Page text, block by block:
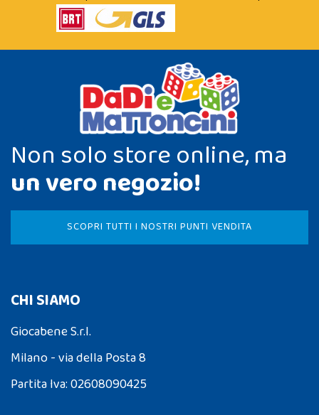
Non solo store online, ma
un vero negozio!
SCOPRI TUTTI I NOSTRI PUNTI VENDITA
CHI SIAMO
Giocabene S.r.l.
Milano - via della Posta 8
Partita Iva: 02608090425